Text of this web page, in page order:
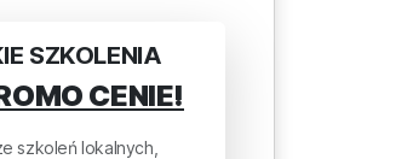
SZKOLENIA
CENIE!
szkoleń lokalnych,